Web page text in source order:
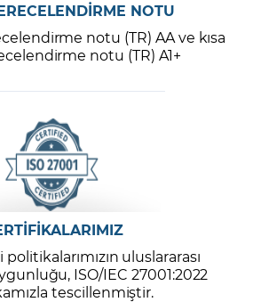
NOTU
notu (TR) AA ve kısa
notu (TR) A1+
uluslararası
ISO/IEC 27001:2022
tescillenmiştir.